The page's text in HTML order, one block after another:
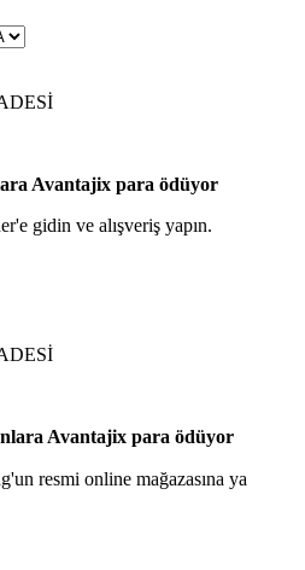
Avantajix para ödüyor
gidin ve alışveriş yapın.
Avantajix para ödüyor
resmi online mağazasına ya